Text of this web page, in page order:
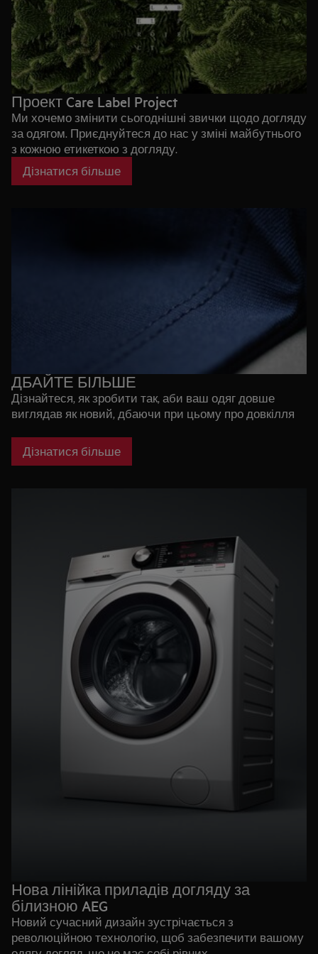
Проект Care Label Project
Ми хочемо змінити сьогоднішні звички щодо догляду
за одягом. Приєднуйтеся до нас у зміні майбутнього
з кожною етикеткою з догляду.
Дізнатися більше
ДБАЙТЕ БІЛЬШЕ
Дізнайтеся, як зробити так, аби ваш одяг довше
виглядав як новий, дбаючи при цьому про довкілля
Дізнатися більше
Нова лінійка приладів догляду за
білизною AEG
Новий сучасний дизайн зустрічається з
революційною технологію, щоб забезпечити вашому